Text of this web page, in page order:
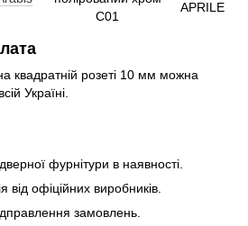
C01
APRILE
квадратній розеті 10 мм можна
Україні.
фурнітури в наявності.
офіційних виробників.
замовлень.